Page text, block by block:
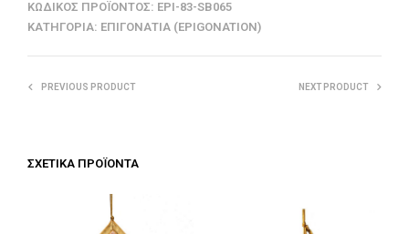
ΚΩΔΙΚΌΣ ΠΡΟΪΌΝΤΟΣ: EPI-83-SB065
ΚΑΤΗΓΟΡΊΑ: ΕΠΙΓΟΝΆΤΙΑ (EPIGONATION)
PREVIOUS PRODUCT NEXT PRODUCT
ΣΧΕΤΙΚΆ ΠΡΟΪΌΝΤΑ